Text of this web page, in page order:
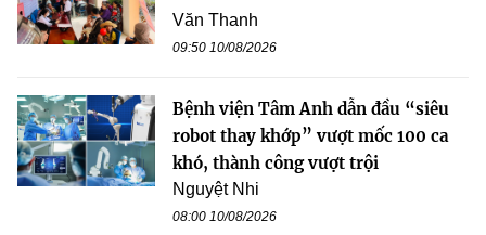
Văn Thanh
09:50 10/08/2026
Bệnh viện Tâm Anh dẫn đầu “siêu
robot thay khớp” vượt mốc 100 ca
khó, thành công vượt trội
Nguyệt Nhi
08:00 10/08/2026